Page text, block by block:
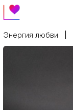
Энергия любви